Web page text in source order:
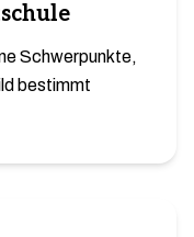
Schwerpunkte,
bestimmt